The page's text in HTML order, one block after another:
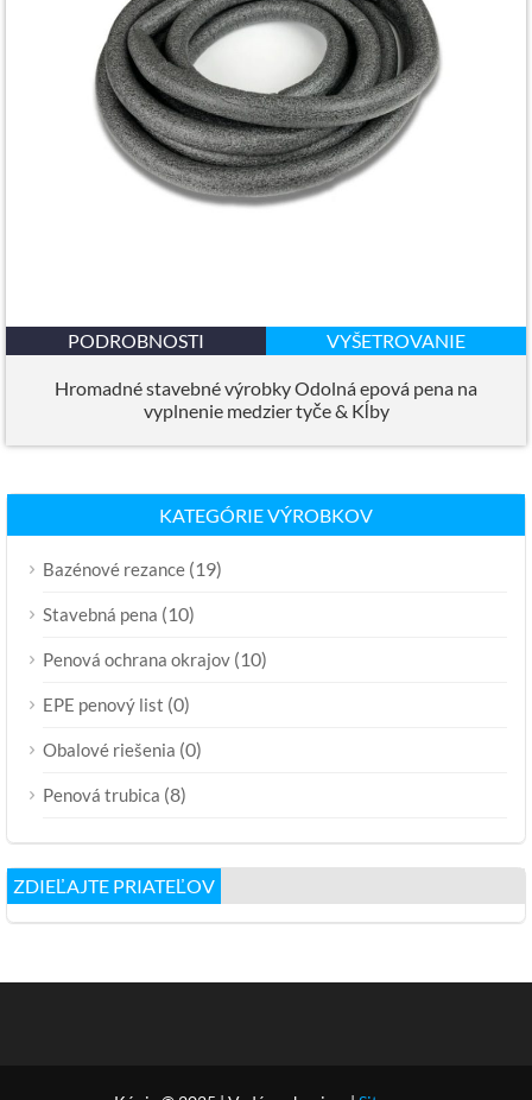
PODROBNOSTI VYŠETROVANIE
Hromadné stavebné výrobky Odolná epová pena na
vyplnenie medzier tyče & Kĺby
KATEGÓRIE VÝROBKOV
Bazénové rezance (19)
Stavebná pena (10)
Penová ochrana okrajov (10)
EPE penový list (0)
Obalové riešenia (0)
Penová trubica (8)
ZDIEĽAJTE PRIATEĽOV